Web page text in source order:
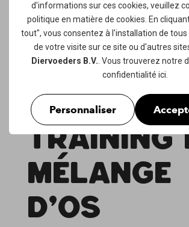
d'informations sur ces cookies, veuillez
politique en matière de cookies . En
tout", vous consentez à l'installation de tous
de votre visite sur ce site ou d'autres
Diervoeders B.V. . Vous trouverez notre
confidentialité ici.
Personnaliser
TRAINING
MÉLANGE
D'OS